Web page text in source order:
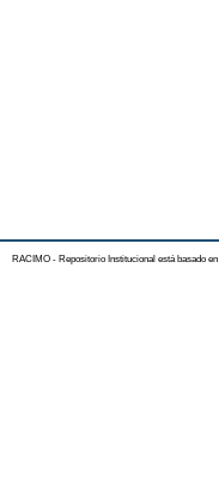
RACIMO - Repositorio Institucional está basado en